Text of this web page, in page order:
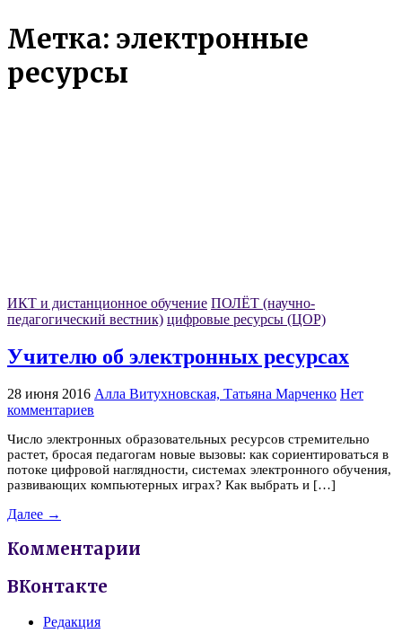
Метка: электронные
ресурсы
ИКТ и дистанционное обучение ПОЛЁТ (научно-
педагогический вестник) цифровые ресурсы (ЦОР)
Учителю об электронных ресурсах
28 июня 2016 Алла Витухновская, Татьяна Марченко Нет
комментариев
Число электронных образовательных ресурсов стремительно
растет, бросая педагогам новые вызовы: как сориентироваться в
потоке цифровой наглядности, системах электронного обучения,
развивающих компьютерных играх? Как выбрать и […]
Далее →
Комментарии
ВКонтакте
Редакция